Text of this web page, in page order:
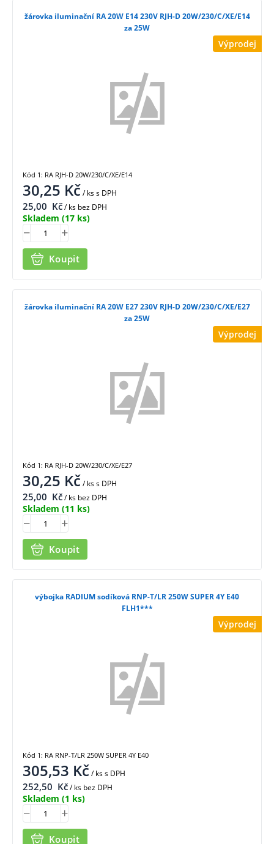
Výprodej
žárovka iluminační RA 20W E14 230V RJH-D 20W/230/C/XE/E14
za 25W
30,25 Kč/ kss DPH
25,00 Kč/ ks bez DPH
Skladem (17 ks)
Koupit
Kód 1: RA RJH-D 20W/230/C/XE/E14
Výprodej
žárovka iluminační RA 20W E27 230V RJH-D 20W/230/C/XE/E27
za 25W
30,25 Kč/ kss DPH
25,00 Kč/ ks bez DPH
Skladem (11 ks)
Koupit
Kód 1: RA RJH-D 20W/230/C/XE/E27
Výprodej
výbojka RADIUM sodíková RNP-T/LR 250W SUPER 4Y E40
FLH1***
305,53 Kč/ kss DPH
252,50 Kč/ ks bez DPH
Skladem (1 ks)
Koupit
Kód 1: RA RNP-T/LR 250W SUPER 4Y E40